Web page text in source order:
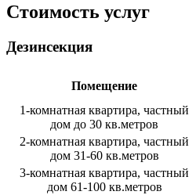
Стоимость услуг
Дезинсекция
Помещение
1-комнатная квартира, частный
дом до 30 кв.метров
2-комнатная квартира, частный
дом 31-60 кв.метров
3-комнатная квартира, частный
дом 61-100 кв.метров